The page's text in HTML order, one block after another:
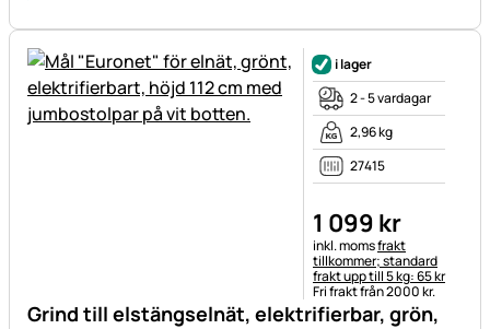
Grind till elstängselnät, elektrifierbar, grön,
i lager
2 - 5 vardagar
2,96 kg
27415
1 099 kr
Skatteinformation:
inkl. momsfrakt
tillkommer; standard
frakt upp till 5 kg: 65 kr
Fri frakt från 2000 kr.